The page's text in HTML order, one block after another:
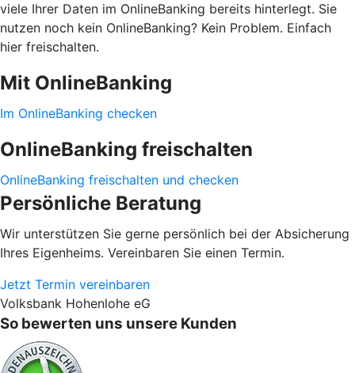
viele Ihrer Daten im OnlineBanking bereits hinterlegt. Sie
nutzen noch kein OnlineBanking? Kein Problem. Einfach
hier freischalten.
Mit OnlineBanking
Im OnlineBanking checken
OnlineBanking freischalten
OnlineBanking freischalten und checken
Persönliche Beratung
Wir unterstützen Sie gerne persönlich bei der Absicherung
Ihres Eigenheims. Vereinbaren Sie einen Termin.
Jetzt Termin vereinbaren
Volksbank Hohenlohe eG
So bewerten uns unsere Kunden